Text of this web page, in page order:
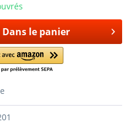
Dans le panier